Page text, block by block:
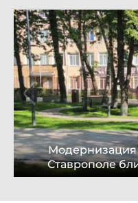
Ставрополе